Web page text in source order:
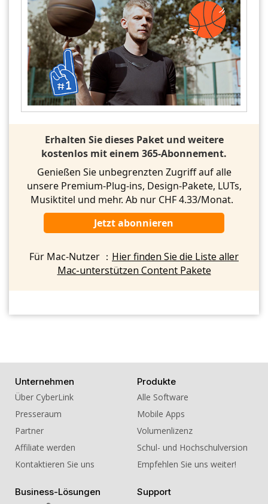
Erhalten Sie dieses Paket und weitere
kostenlos mit einem 365-Abonnement.
Genießen Sie unbegrenzten Zugriff auf alle
unsere Premium-Plug-ins, Design-Pakete, LUTs,
Musiktitel und mehr. Ab nur CHF 4.33/Monat.
Jetzt abonnieren
Für Mac-Nutzer ： Hier finden Sie die Liste aller
Mac-unterstützen Content Pakete
Unternehmen
Über CyberLink
Presseraum
Partner
Affiliate werden
Kontaktieren Sie uns
Produkte
Alle Software
Mobile Apps
Volumenlizenz
Schul- und Hochschulversion
Empfehlen Sie uns weiter!
Business-Lösungen
Support